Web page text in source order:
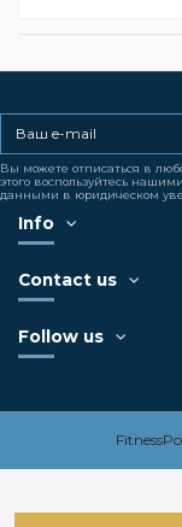
Вы можете отписаться в
этого воспользуйтесь
данными в юридическом
Info
Contact us
Follow us